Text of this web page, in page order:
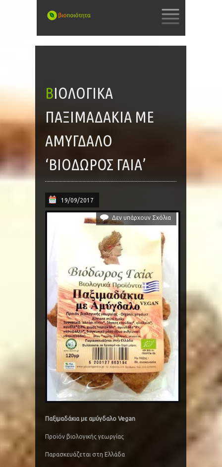
TO
ΒΙΟΛΟΓΙΚΆ
ΠΑΞΙΜΑΔΆΚΙΑ ΜΕ
ΑΜΎΓΔΑΛΟ
‘ΒΙΌΔΩΡΟΣ ΓΑΊΑ’
19/09/2017
Δεν υπάρχουν Σχόλια
Παξιμαδάκια με αμύγδαλο Vegan
Προϊόν βιολογικής γεωργίας
Παρασκευάζεται στη Ελλάδα